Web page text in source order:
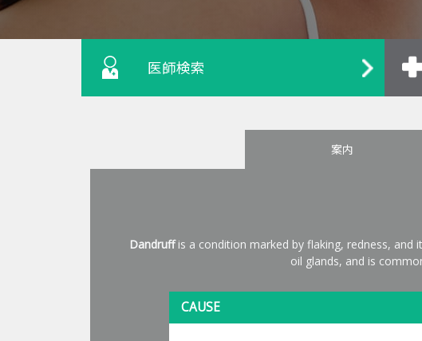
医師検索
案内
Dandruffis a condition marked by flaking, redness, and
oil glands, and is
CAUSE